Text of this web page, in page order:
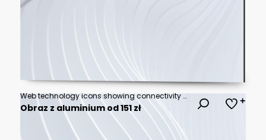
Web technology icons showing connectivity and automation tools. Editable stroke
Obraz z aluminium od 151 zł